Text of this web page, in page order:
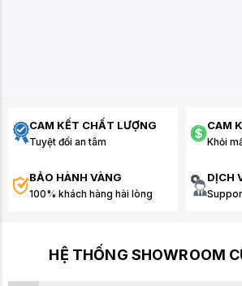
CAM KẾT CHẤT LƯỢNG
Tuyệt đối an tâm
CAM
Khỏi
BẢO HÀNH VÀNG
100% khách hàng hài lòng
DỊCH
HỆ THỐNG SHOWROOM